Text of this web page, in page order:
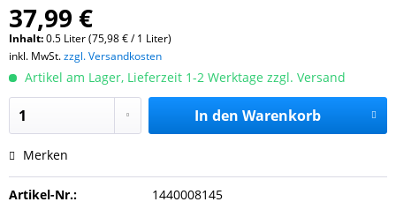
37,99 €
Inhalt:0.5 Liter (75,98 € / 1 Liter)
inkl. MwSt.zzgl. Versandkosten
Artikel am Lager, Lieferzeit 1-2 Werktage zzgl. Versand
In den Warenkorb
Merken
Artikel-Nr.: 1440008145